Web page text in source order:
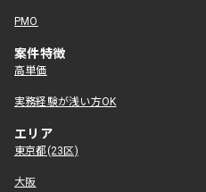
PMO
案件特徴
高単価
実務経験が浅い方OK
エリア
東京都(23区)
大阪